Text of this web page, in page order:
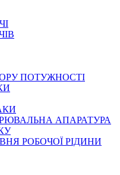
ПОТУЖНОСТІ
АПАРАТУРА
РОБОЧОЇ РІДИНИ